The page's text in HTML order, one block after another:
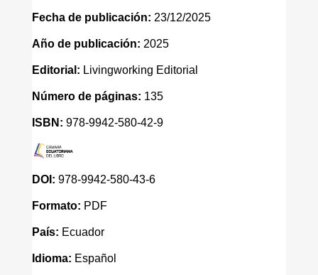
Fecha de publicación: 23/12/2025
Año de publicación: 2025
Editorial: Livingworking Editorial
Número de páginas: 135
ISBN: 978-9942-580-42-9
DOI: 978-9942-580-43-6
Formato: PDF
País: Ecuador
Idioma: Español